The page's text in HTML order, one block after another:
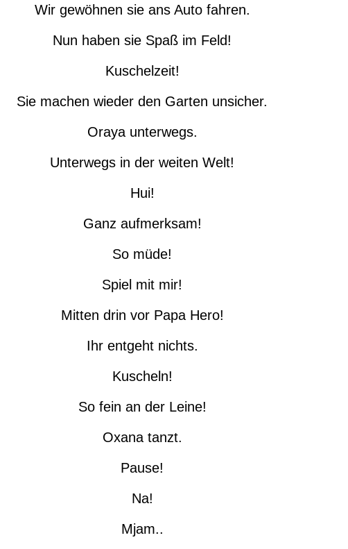
Wir gewöhnen sie ans Auto fahren.
Nun haben sie Spaß im Feld!
Kuschelzeit!
Sie machen wieder den Garten unsicher.
Oraya unterwegs.
Unterwegs in der weiten Welt!
Hui!
Ganz aufmerksam!
So müde!
Spiel mit mir!
Mitten drin vor Papa Hero!
Ihr entgeht nichts.
Kuscheln!
So fein an der Leine!
Oxana tanzt.
Pause!
Na!
Mjam..